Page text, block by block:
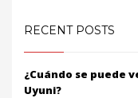
RECENT POSTS
¿Cuándo se puede
Uyuni?